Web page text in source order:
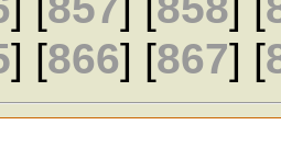
] [866] [867] [